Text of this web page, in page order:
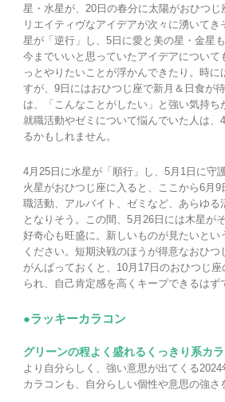
星・水星が、20日の春分に太陽がおひつじ
リエイティヴなアイデアが次々に湧いてき
星が「逆行」し、5日に愛と美の星・金星
今までいいと思っていたアイデアについて
っとやりたいことが浮かんできたり。時
すが、9日にはおひつじ座で新月＆日食が
は、「こんなことがしたい」と強い気持ち
就職活動やゼミについて悩んでいた人は、
るかもしれません。
4月25日に水星が「順行」し、5月1日に守
火星がおひつじ座に入ると、ここから6月
職活動、アルバイト、ゼミなど、あらゆる
となりそう。この間、5月26日には木星が
好奇心も旺盛に。新しいものが見たいとい
ください。短期決戦のほうが得意なおひつ
がんばっておくと、10月17日のおひつじ
られ、自己肯定感を高くキープできるはず
●ラッキーカラコン
グリーンの程よく盛れるくっきり系カ
より自分らしく、強い意思が出てくる2024
カラコンも、自分らしい個性や意思の強さ